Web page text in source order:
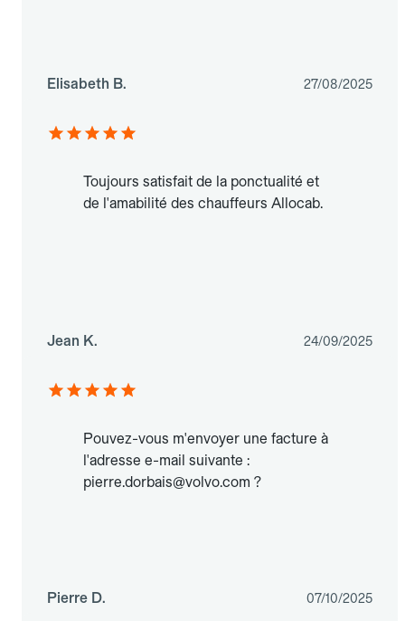
Elisabeth B. 27/08/2025
Toujours satisfait de la ponctualité et
de l'amabilité des chauffeurs Allocab.
Jean K. 24/09/2025
Pouvez-vous m'envoyer une facture à
l'adresse e-mail suivante :
pierre.dorbais@volvo.com ?
Pierre D. 07/10/2025